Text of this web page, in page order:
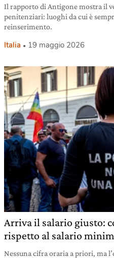
Il rapporto di Antigone mostra il
penitenziari: luoghi da cui è
reinserimento.
Italia 19 maggio 2026
Arriva il salario giusto:
rispetto al salario
Nessuna cifra oraria a priori, ma